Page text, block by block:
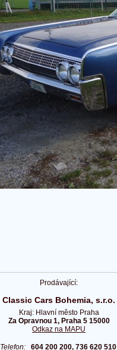
Prodávající:
Classic Cars Bohemia, s.r.o.
Kraj: Hlavní město Praha
Za Opravnou 1, Praha 5 15000
Odkaz na MAPU
Telefon: 604 200 200, 736 620 510